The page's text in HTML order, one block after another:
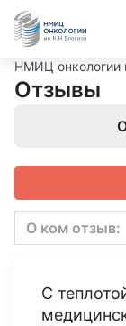
НМИЦ онкологии
Отзывы
О ком отзыв:
С